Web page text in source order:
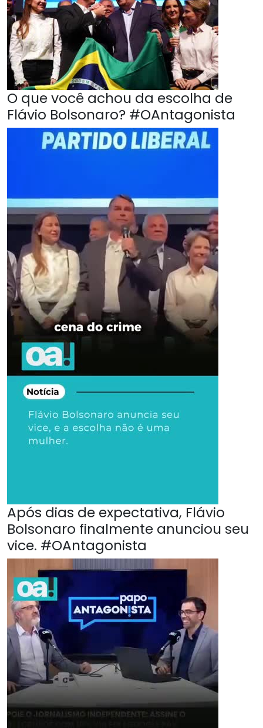
O que você achou da escolha de
Flávio Bolsonaro? #OAntagonista
Após dias de expectativa, Flávio
Bolsonaro finalmente anunciou seu
vice. #OAntagonista